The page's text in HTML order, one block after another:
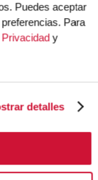
Puedes aceptar
Para
y
detalles
paso a
a través